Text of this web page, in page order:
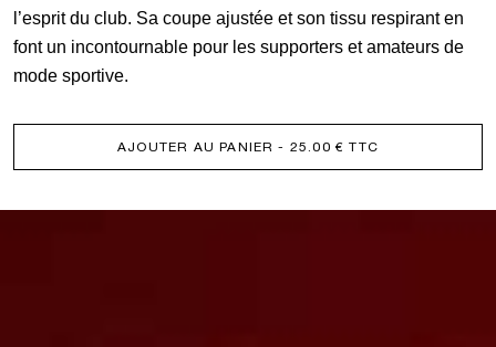
l’esprit du club. Sa coupe ajustée et son tissu respirant en
font un incontournable pour les supporters et amateurs de
mode sportive.
AJOUTER AU PANIER - 25.00 € TTC